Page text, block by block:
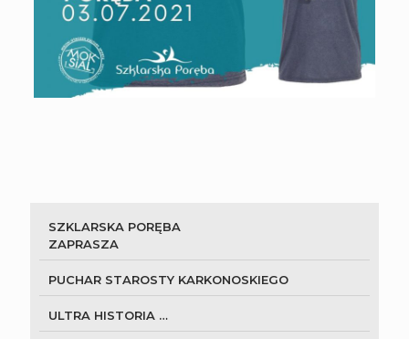
SZKLARSKA PORĘBA
ZAPRASZA
PUCHAR STAROSTY KARKONOSKIEGO
ULTRA HISTORIA …